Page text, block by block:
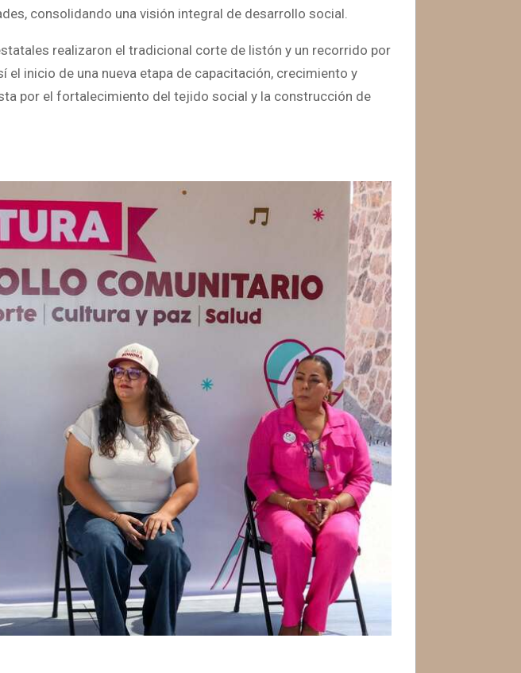
consolidando una visión integral de desarrollo social.
realizaron el tradicional corte de listón y un recorrido por
el inicio de una nueva etapa de capacitación, crecimiento y
por el fortalecimiento del tejido social y la construcción de